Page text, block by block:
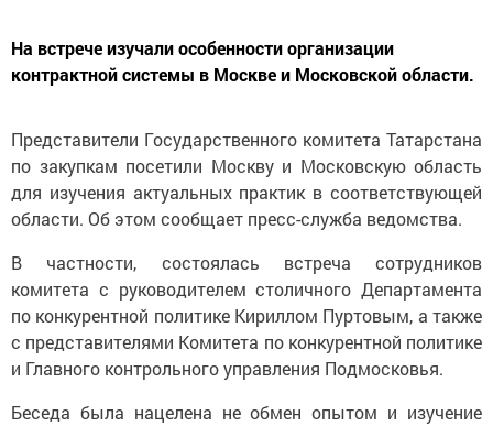
На встрече изучали особенности организации
контрактной системы в Москве и Московской области.
Представители Государственного комитета Татарстана
по закупкам посетили Москву и Московскую область
для изучения актуальных практик в соответствующей
области. Об этом сообщает пресс-служба ведомства.
В частности, состоялась встреча сотрудников
комитета с руководителем столичного Департамента
по конкурентной политике Кириллом Пуртовым, а также
с представителями Комитета по конкурентной политике
и Главного контрольного управления Подмосковья.
Беседа была нацелена не обмен опытом и изучение